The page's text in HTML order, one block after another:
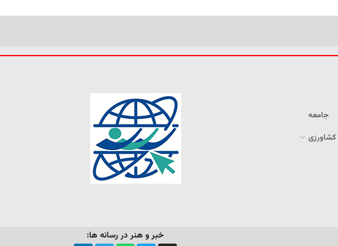
جامعه
کشاورزی
خبر و هنر در رسانه ها: